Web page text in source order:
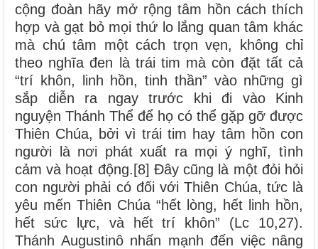
cộng đoàn hãy mở rộng tâm hồn cách thích
hợp và gạt bỏ mọi thứ lo lắng quan tâm khác
mà chú tâm một cách trọn vẹn, không chỉ
theo nghĩa đen là trái tim mà còn đặt tất cả
“trí khôn, linh hồn, tinh thần” vào những gì
sắp diễn ra ngay trước khi đi vào Kinh
nguyện Thánh Thể để họ có thể gặp gỡ được
Thiên Chúa, bởi vì trái tim hay tâm hồn con
người là nơi phát xuất ra mọi ý nghĩ, tình
cảm và hoạt động.[8] Đây cũng là một đỏi hỏi
con người phải có đối với Thiên Chúa, tức là
yêu mến Thiên Chúa “hết lòng, hết linh hồn,
hết sức lực, và hết trí khôn” (Lc 10,27).
Thánh Augustinô nhấn mạnh đến việc nâng